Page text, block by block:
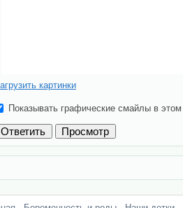
картинки
Показывать графические смайлы в